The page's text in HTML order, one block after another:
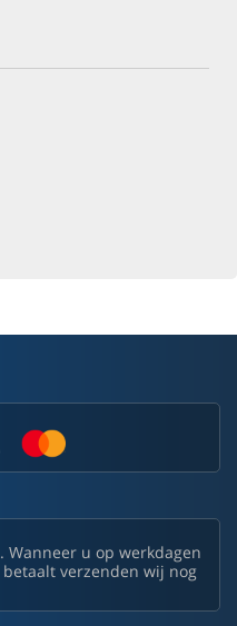
Wanneer u op werkdagen
verzenden wij nog